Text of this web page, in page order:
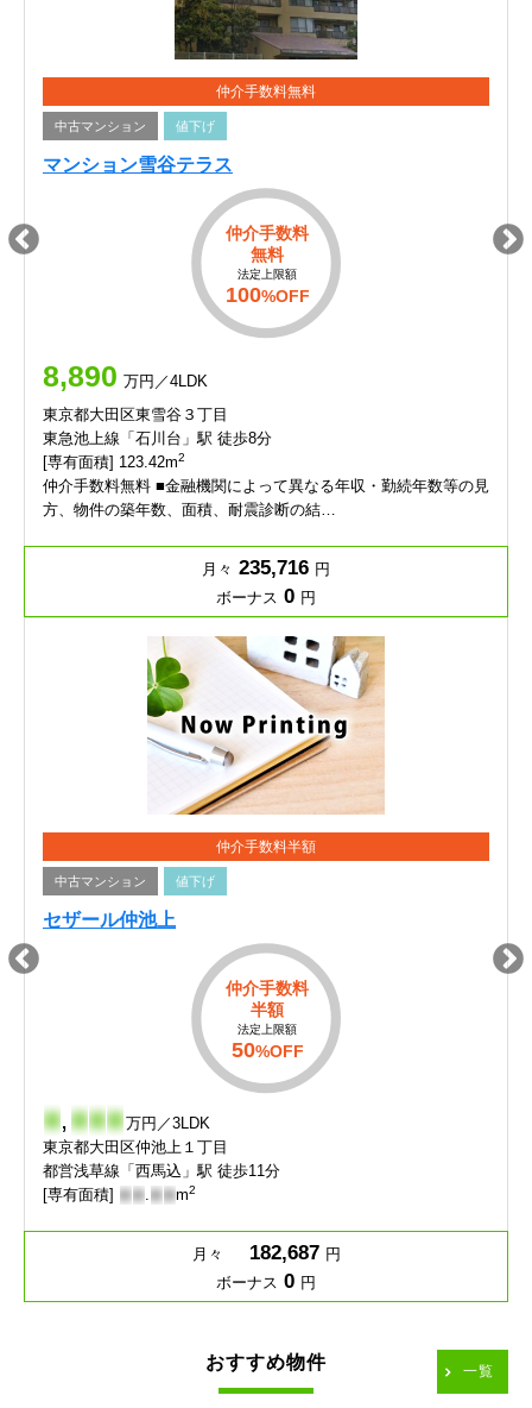
仲介手数料無料
中古マンション 値下げ
マンション雪谷テラス
仲介手数料
無料
法定上限額
100%OFF
8,890 万円／4LDK
東京都大田区東雪谷３丁目
東急池上線「石川台」駅 徒歩8分
[専有面積] 123.42m2
仲介手数料無料 ■金融機関によって異なる年収・勤続年数等の見
方、物件の築年数、面積、耐震診断の結…
月々 235,716 円
ボーナス 0 円
仲介手数料半額
中古マンション 値下げ
セザール仲池上
仲介手数料
半額
法定上限額
50%OFF
- ,- - - 万円／3LDK
東京都大田区仲池上１丁目
都営浅草線「西馬込」駅 徒歩11分
[専有面積] - - .- - m2
月々 182,687 円
ボーナス 0 円
おすすめ物件 一覧